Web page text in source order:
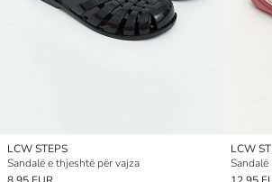
LCW STEPS
Sandalë e thjeshtë për vajza
LCW